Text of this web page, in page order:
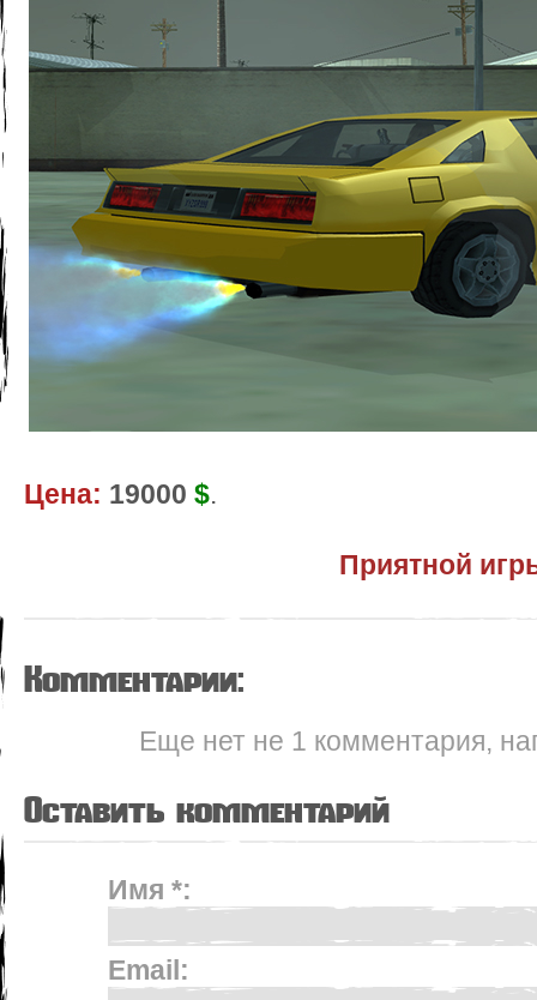
Цена: 19000 $.
Приятной
Комментарии:
Еще нет не 1 комментария,
Оставить комментарий
Имя *:
Email: